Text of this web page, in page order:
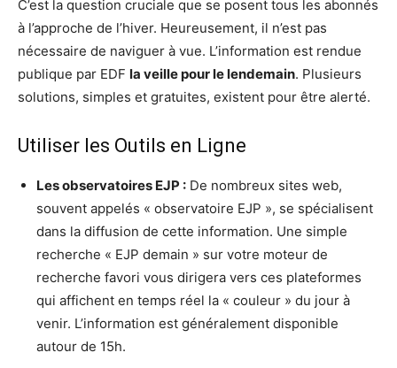
C’est la question cruciale que se posent tous les abonnés
à l’approche de l’hiver. Heureusement, il n’est pas
nécessaire de naviguer à vue. L’information est rendue
publique par EDF la veille pour le lendemain. Plusieurs
solutions, simples et gratuites, existent pour être alerté.
Utiliser les Outils en Ligne
Les observatoires EJP : De nombreux sites web,
souvent appelés « observatoire EJP », se spécialisent
dans la diffusion de cette information. Une simple
recherche « EJP demain » sur votre moteur de
recherche favori vous dirigera vers ces plateformes
qui affichent en temps réel la « couleur » du jour à
venir. L’information est généralement disponible
autour de 15h.